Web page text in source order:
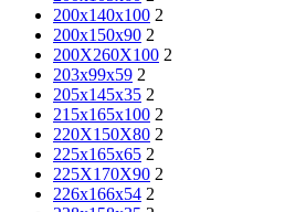
200x140x100 2
200x150x90 2
200X260X100 2
203x99x59 2
205x145x35 2
215x165x100 2
220X150X80 2
225x165x65 2
225X170X90 2
226x166x54 2